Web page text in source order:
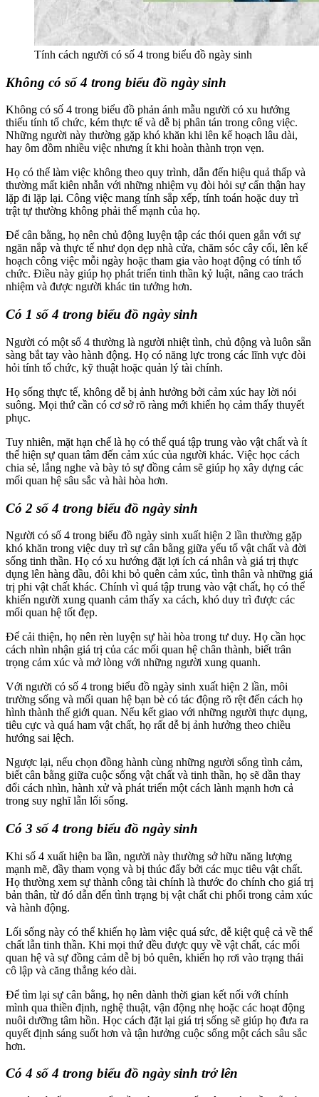
Tính cách người có số 4 trong biểu đồ ngày sinh
Không có số 4 trong biểu đồ ngày sinh
Không có số 4 trong biểu đồ phản ánh mẫu người có xu hướng
thiếu tính tổ chức, kém thực tế và dễ bị phân tán trong công việc.
Những người này thường gặp khó khăn khi lên kế hoạch lâu dài,
hay ôm đồm nhiều việc nhưng ít khi hoàn thành trọn vẹn.
Họ có thể làm việc không theo quy trình, dẫn đến hiệu quả thấp và
thường mất kiên nhẫn với những nhiệm vụ đòi hỏi sự cẩn thận hay
lặp đi lặp lại. Công việc mang tính sắp xếp, tính toán hoặc duy trì
trật tự thường không phải thế mạnh của họ.
Để cân bằng, họ nên chủ động luyện tập các thói quen gắn với sự
ngăn nắp và thực tế như dọn dẹp nhà cửa, chăm sóc cây cối, lên kế
hoạch công việc mỗi ngày hoặc tham gia vào hoạt động có tính tổ
chức. Điều này giúp họ phát triển tinh thần kỷ luật, nâng cao trách
nhiệm và được người khác tin tưởng hơn.
Có 1 số 4 trong biểu đồ ngày sinh
Người có một số 4 thường là người nhiệt tình, chủ động và luôn sẵn
sàng bắt tay vào hành động. Họ có năng lực trong các lĩnh vực đòi
hỏi tính tổ chức, kỹ thuật hoặc quản lý tài chính.
Họ sống thực tế, không dễ bị ảnh hưởng bởi cảm xúc hay lời nói
suông. Mọi thứ cần có cơ sở rõ ràng mới khiến họ cảm thấy thuyết
phục.
Tuy nhiên, mặt hạn chế là họ có thể quá tập trung vào vật chất và ít
thể hiện sự quan tâm đến cảm xúc của người khác. Việc học cách
chia sẻ, lắng nghe và bày tỏ sự đồng cảm sẽ giúp họ xây dựng các
mối quan hệ sâu sắc và hài hòa hơn.
Có 2 số 4 trong biểu đồ ngày sinh
Người có số 4 trong biểu đồ ngày sinh xuất hiện 2 lần thường gặp
khó khăn trong việc duy trì sự cân bằng giữa yếu tố vật chất và đời
sống tinh thần. Họ có xu hướng đặt lợi ích cá nhân và giá trị thực
dụng lên hàng đầu, đôi khi bỏ quên cảm xúc, tình thân và những giá
trị phi vật chất khác. Chính vì quá tập trung vào vật chất, họ có thể
khiến người xung quanh cảm thấy xa cách, khó duy trì được các
mối quan hệ tốt đẹp.
Để cải thiện, họ nên rèn luyện sự hài hòa trong tư duy. Họ cần học
cách nhìn nhận giá trị của các mối quan hệ chân thành, biết trân
trọng cảm xúc và mở lòng với những người xung quanh.
Với người có số 4 trong biểu đồ ngày sinh xuất hiện 2 lần, môi
trường sống và mối quan hệ bạn bè có tác động rõ rệt đến cách họ
hình thành thế giới quan. Nếu kết giao với những người thực dụng,
tiêu cực và quá ham vật chất, họ rất dễ bị ảnh hưởng theo chiều
hướng sai lệch.
Ngược lại, nếu chọn đồng hành cùng những người sống tình cảm,
biết cân bằng giữa cuộc sống vật chất và tinh thần, họ sẽ dần thay
đổi cách nhìn, hành xử và phát triển một cách lành mạnh hơn cả
trong suy nghĩ lẫn lối sống.
Có 3 số 4 trong biểu đồ ngày sinh
Khi số 4 xuất hiện ba lần, người này thường sở hữu năng lượng
mạnh mẽ, đầy tham vọng và bị thúc đẩy bởi các mục tiêu vật chất.
Họ thường xem sự thành công tài chính là thước đo chính cho giá trị
bản thân, từ đó dẫn đến tình trạng bị vật chất chi phối trong cảm xúc
và hành động.
Lối sống này có thể khiến họ làm việc quá sức, dễ kiệt quệ cả về thể
chất lẫn tinh thần. Khi mọi thứ đều được quy về vật chất, các mối
quan hệ và sự đồng cảm dễ bị bỏ quên, khiến họ rơi vào trạng thái
cô lập và căng thẳng kéo dài.
Để tìm lại sự cân bằng, họ nên dành thời gian kết nối với chính
mình qua thiền định, nghệ thuật, vận động nhẹ hoặc các hoạt động
nuôi dưỡng tâm hồn. Học cách đặt lại giá trị sống sẽ giúp họ đưa ra
quyết định sáng suốt hơn và tận hưởng cuộc sống một cách sâu sắc
hơn.
Có 4 số 4 trong biểu đồ ngày sinh trở lên